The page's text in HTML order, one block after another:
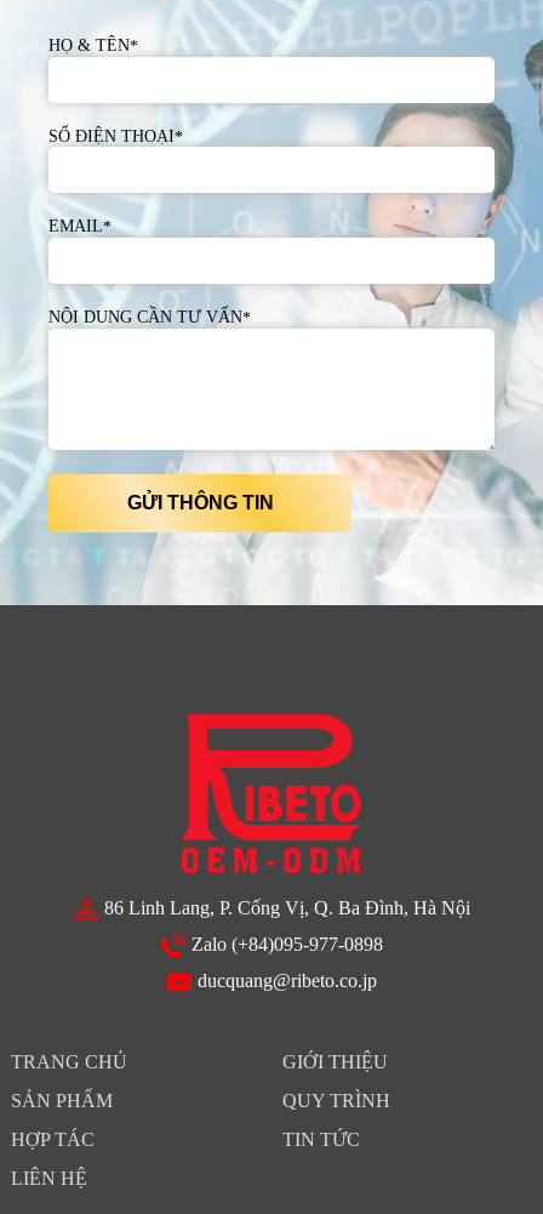
HỌ & TÊN*
SỐ ĐIỆN THOẠI*
EMAIL*
NỘI DUNG CẦN TƯ VẤN*
GỬI THÔNG TIN
86 Linh Lang, P. Cống Vị, Q. Ba Đình, Hà Nội
Zalo (+84)095-977-0898
ducquang@ribeto.co.jp
TRANG CHỦ
GIỚI THIỆU
SẢN PHẨM
QUY TRÌNH
HỢP TÁC
TIN TỨC
LIÊN HỆ